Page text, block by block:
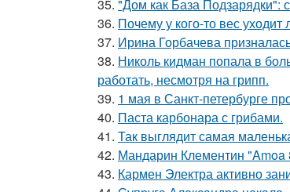
35. "Дом как База Подзарядки":
36. Почему у кого-то вес уходит
37. Ирина Горбачева
38. Николь кидман попала в
работать, несмотря на грипп.
39. 1 мая в Санкт-петербурге
40. Паста карбонара с грибами.
41. Так выглядит самая
42. Мандарин Клементин
43. Кармен Электра активно